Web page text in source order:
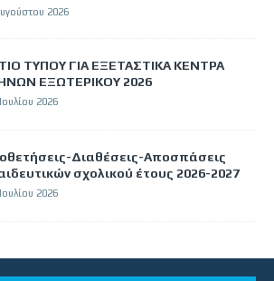
2026
ΤΥΠΟΥ ΓΙΑ ΕΞΕΤΑΣΤΙΚΑ ΚΕΝΤΡΑ
ΕΞΩΤΕΡΙΚΟΥ 2026
2026
Διαθέσεις-Αποσπάσεις
σχολικού έτους 2026-2027
2026